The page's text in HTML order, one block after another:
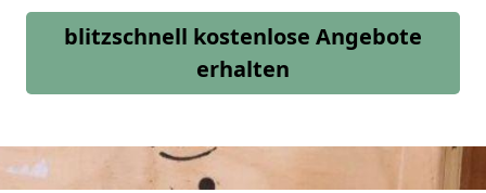
blitzschnell kostenlose Angebote
erhalten